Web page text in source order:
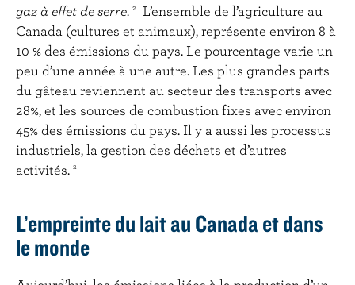
gaz à effet de serre. 2
L’ensemble de l’agriculture au
Canada (cultures et animaux), représente environ 8 à
10 % des émissions du pays. Le pourcentage varie un
peu d’une année à une autre. Les plus grandes parts
du gâteau reviennent au secteur des transports avec
28%, et les sources de combustion fixes avec environ
45% des émissions du pays. Il y a aussi les processus
industriels, la gestion des déchets et d’autres
activités. 2
L’empreinte du lait au Canada et dans
le monde